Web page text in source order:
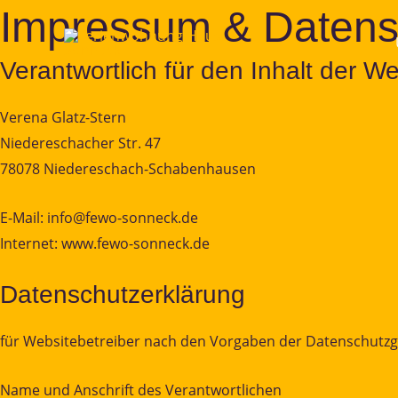
Zum
Inhalt
springen
Impressum &
Verantwortlich für den Inhalt der
Verena Glatz-Stern
Niedereschacher Str. 47
78078 Niedereschach-Schabenhausen
E-Mail: info@fewo-sonneck.de
Internet: www.fewo-sonneck.de
Datenschutzerklärung
für Websitebetreiber nach den Vorgaben der
Name und Anschrift des Verantwortlichen